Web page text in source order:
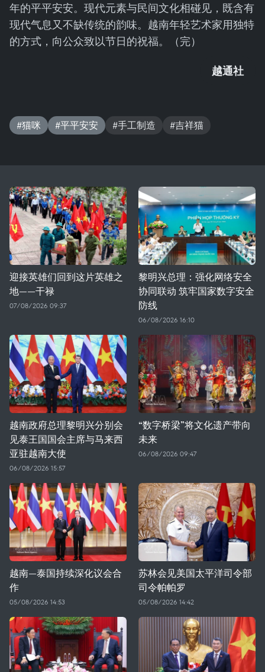
年的平平安安。现代元素与民间文化相碰见，既含有
现代气息又不缺传统的韵味。越南年轻艺术家用独特
的方式，向公众致以节日的祝福。（完）
越通社
#猫咪 #平平安安 #手工制造 #吉祥猫
迎接英雄们回到这片英雄之
地——干禄
07/08/2026 09:37
黎明兴总理：强化网络安全
协同联动 筑牢国家数字安全
防线
06/08/2026 16:10
越南政府总理黎明兴分别会
见泰王国国会主席与马来西
亚驻越南大使
06/08/2026 15:57
“数字桥梁”将文化遗产带向
未来
06/08/2026 09:47
越南—泰国持续深化议会合
作
05/08/2026 14:53
苏林会见美国太平洋司令部
司令帕帕罗
05/08/2026 14:42